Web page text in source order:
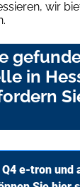
wir
in
e-tron und